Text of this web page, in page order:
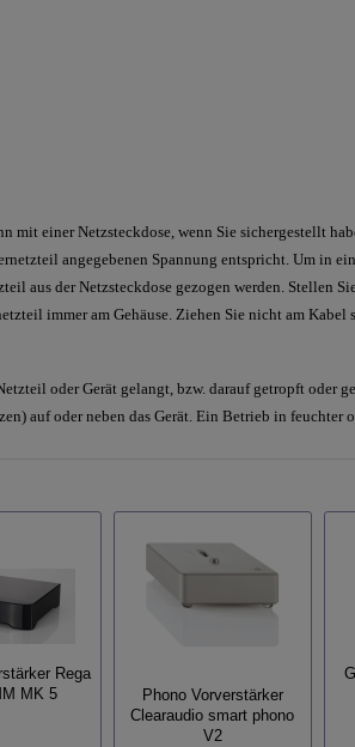
mit einer Netzsteckdose, wenn Sie sichergestellt
angegebenen Spannung entspricht. Um in
aus der Netzsteckdose gezogen werden. Stellen
immer am Gehäuse. Ziehen Sie nicht am
oder Gerät gelangt, bzw. darauf getropft oder
auf oder neben das Gerät. Ein Betrieb in feuchter
Rega
MK 5
Phono Vorverstärker
Clearaudio smart phono
V2